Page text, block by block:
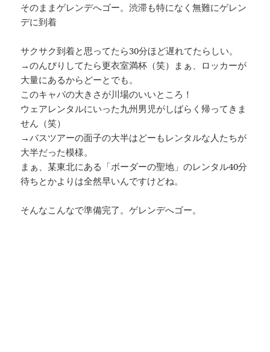
そのままゲレンデへゴー。渋滞も特になく無難にゲレン
デに到着
サクサク到着と思ってたら30分ほど遅れてたらしい。
→のんびりしてたら更衣室満杯（笑）まぁ、ロッカーが
大量にあるからどーとでも。
このキャパの大きさが川場のいいところ！
ウェアレンタルにいった九州男児がしばらく帰ってきま
せん（笑）
→バスツアーの面子の大半はどーもレンタルな人たちが
大半だった模様。
まぁ、某東北にある「ボーダーの聖地」のレンタル40分
待ちとかよりは全然早いんですけどね。
そんなこんなで準備完了。ゲレンデへゴー。